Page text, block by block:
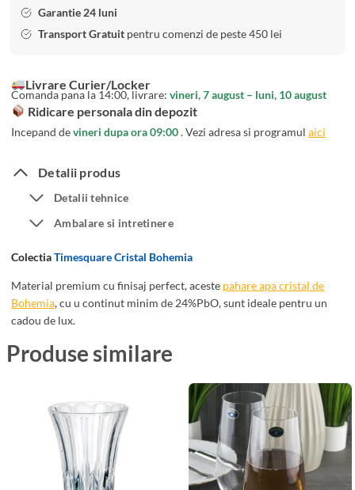
s
t
B
o
h
m
a
T
m
e
s
q
a
e
4
2
0
m
S
e
P
h
a
e
A
p
a
r
s
t
a
B
Garantie 24 luni
Transport Gratuit pentru comenzi de peste 450 lei
Livrare Curier/Locker
Comanda pana la 14:00, livrare: vineri, 7 august – luni, 10 august
Ridicare personala din depozit
Incepand devineri dupa ora 09:00. Vezi adresa si programul aici
Detalii produs
Detalii tehnice
Ambalare si intretinere
ColectiaTimesquare Cristal Bohemia
Material premium cu finisaj perfect, aceste pahare apa cristal de
Bohemia, cu u continut minim de 24%PbO, sunt ideale pentru un
cadou de lux.
Produse similare